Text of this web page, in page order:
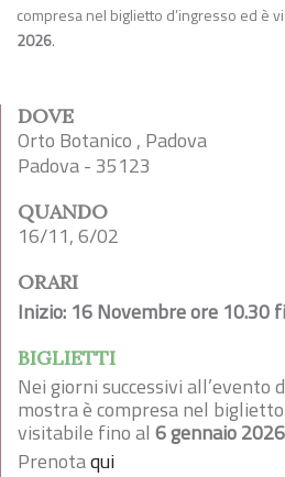
compresa nel biglietto d’ingresso ed è
2026.
DOVE
Orto Botanico , Padova
Padova - 35123
QUANDO
16/11, 6/02
ORARI
Inizio: 16 Novembre ore 10.30
BIGLIETTI
Nei giorni successivi all’evento
mostra è compresa nel biglietto
visitabile fino al 6 gennaio 2026
Prenotaqui